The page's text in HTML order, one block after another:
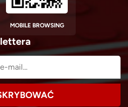
MOBILE BROWSING